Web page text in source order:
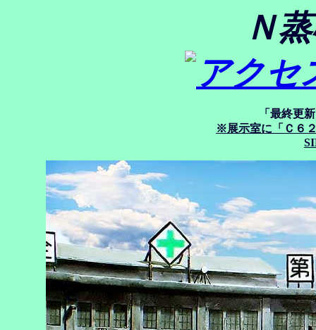
Ｎ
「最終更
※展示室に「Ｃ６